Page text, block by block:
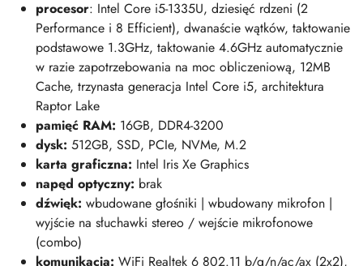
procesor: Intel Core i5-1335U, dziesięć rdzeni (2
Performance i 8 Efficient), dwanaście wątków, taktowanie
podstawowe 1.3GHz, taktowanie 4.6GHz automatycznie
w razie zapotrzebowania na moc obliczeniową, 12MB
Cache, trzynasta generacja Intel Core i5, architektura
Raptor Lake
pamięć RAM: 16GB, DDR4-3200
dysk: 512GB, SSD, PCIe, NVMe, M.2
karta graficzna: Intel Iris Xe Graphics
napęd optyczny: brak
dźwięk: wbudowane głośniki | wbudowany mikrofon |
wyjście na słuchawki stereo / wejście mikrofonowe
(combo)
komunikacja: WiFi Realtek 6 802.11 b/g/n/ac/ax (2x2),